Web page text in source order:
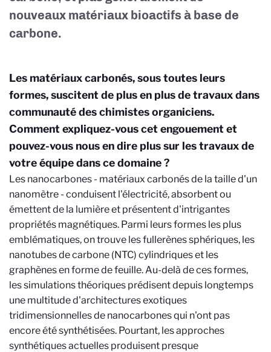
nouveaux matériaux bioactifs à base de
carbone.
Les matériaux carbonés, sous toutes leurs
formes, suscitent de plus en plus de travaux dans
communauté des chimistes organiciens.
Comment expliquez-vous cet engouement et
pouvez-vous nous en dire plus sur les travaux de
votre équipe dans ce domaine ?
Les nanocarbones - matériaux carbonés de la taille d'un
nanomètre - conduisent l'électricité, absorbent ou
émettent de la lumière et présentent d'intrigantes
propriétés magnétiques. Parmi leurs formes les plus
emblématiques, on trouve les fullerènes sphériques, les
nanotubes de carbone (NTC) cylindriques et les
graphènes en forme de feuille. Au-delà de ces formes,
les simulations théoriques prédisent depuis longtemps
une multitude d'architectures exotiques
tridimensionnelles de nanocarbones qui n'ont pas
encore été synthétisées. Pourtant, les approches
synthétiques actuelles produisent presque